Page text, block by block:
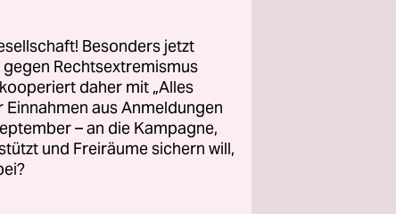
Hatte esBesonders jetzt
Rechtsextremismus
daher mit „Alles
aus Anmeldungen
– an die Kampagne,
und Freiräume sichern will,